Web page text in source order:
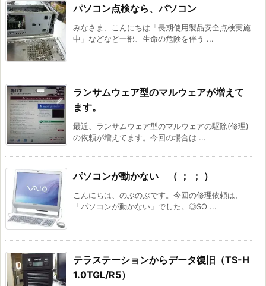
パソコン点検なら、パソコン
みなさま、こんにちは「長期使用製品安全点検実施
中」などなど一部、生命の危険を伴う ...
ランサムウェア型のマルウェアが増えて
ます。
最近、ランサムウェア型のマルウェアの駆除(修理)
の依頼が増えてます。今回の場合は ...
パソコンが動かない （ ； ； ）
こんにちは、のぶのぶです。今回の修理依頼は、
「パソコンが動かない」でした。◎SO ...
テラステーションからデータ復旧（TS-H
1.0TGL/R5）